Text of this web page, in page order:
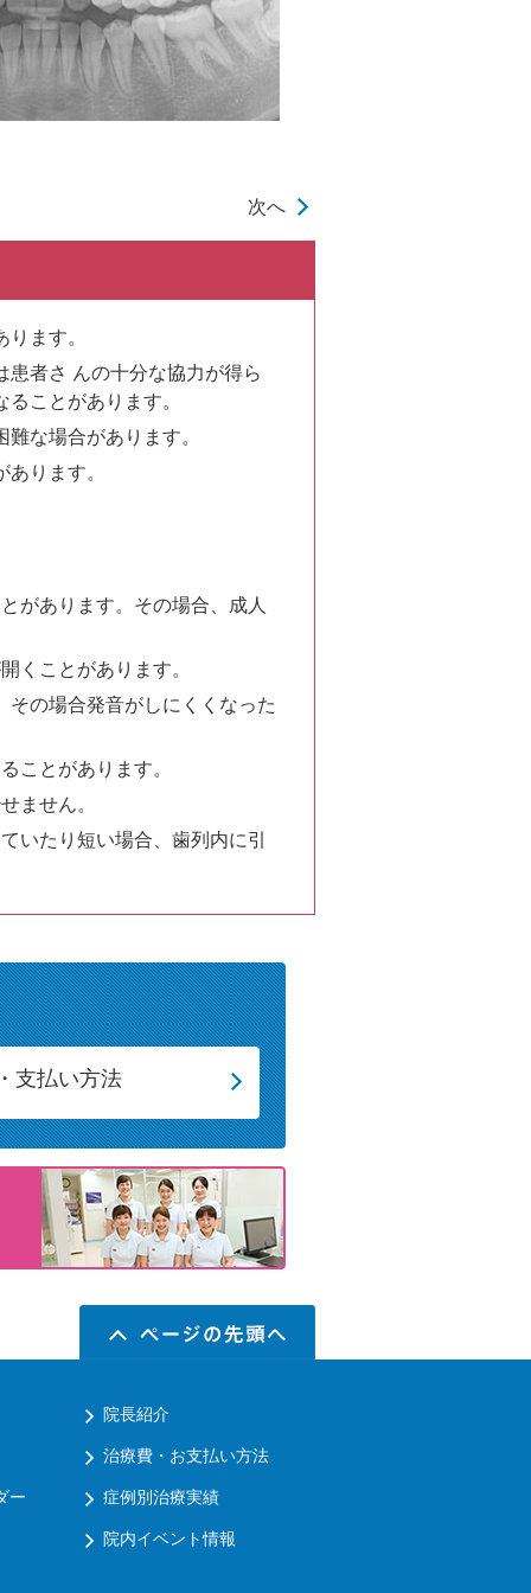
次へ
ます。
者さ んの十分な協力が得ら
ことがあります。
な場合があります。
ります。
があります。その場合、成人
くことがあります。
の場合発音がしにくくなった
ことがあります。
ません。
いたり短い場合、歯列内に引
支払い方法
院長紹介
治療費・お支払い方法
ー 症例別治療実績
院内イベント情報